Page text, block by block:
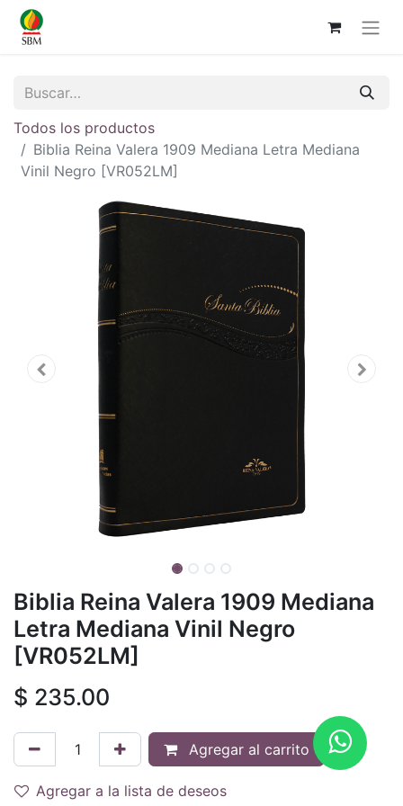
Todos los productos
Biblia Reina Valera 1909 Mediana Letra Mediana
Vinil Negro [VR052LM]
Biblia Reina Valera 1909 Mediana
Letra Mediana Vinil Negro
[VR052LM]
$ 235.00
Agregar al carrito
Agregar a la lista de deseos